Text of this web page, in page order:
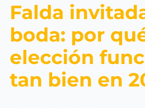
Falda
boda: por
elección
tan bien en